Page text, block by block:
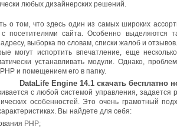
любых дизайнерских решений.
о том, что здесь один из самых широких
с посетителями сайта. Особенно выделяются
выборка по словам, списки жалоб и отзывов.
могут испортить впечатление, еще
устанавливать модули. Однако,
и помещением его в папку.
DataLife Engine 14.1 скачать бесплатно
с любой системой управления,
особенностей. Это очень грамотный
Вы найдете для себя:
РНР;